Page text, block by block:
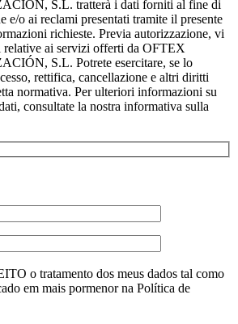
S.L. tratterà i dati forniti al fine di
e/o ai reclami presentati tramite il presente
richieste. Previa autorizzazione, vi
ai servizi offerti da OFTEX
S.L. Potrete esercitare, se lo
rettifica, cancellazione e altri diritti
normativa. Per ulteriori informazioni su
consultate la nostra informativa sulla
o tratamento dos meus dados tal como
em mais pormenor na Política de